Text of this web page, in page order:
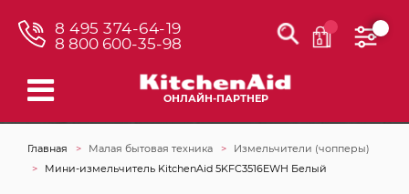
8 495 374-64-19
8 800 600-35-98
ОНЛАЙН-ПАРТНЕР
Главная Малая бытовая техника
Измельчители (чопперы)
Мини-измельчитель KitchenAid 5KFC3516EWH Белый